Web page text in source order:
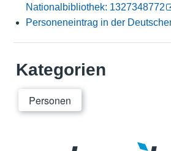
Nationalbibliothek: 1327348772
Personeneintrag in der
Kategorien
Personen